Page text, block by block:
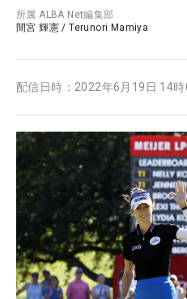
所属ALBA Net編集部
間宮 輝憲 /Terunori Mamiya
配信日時： 2022年6月19日 14時